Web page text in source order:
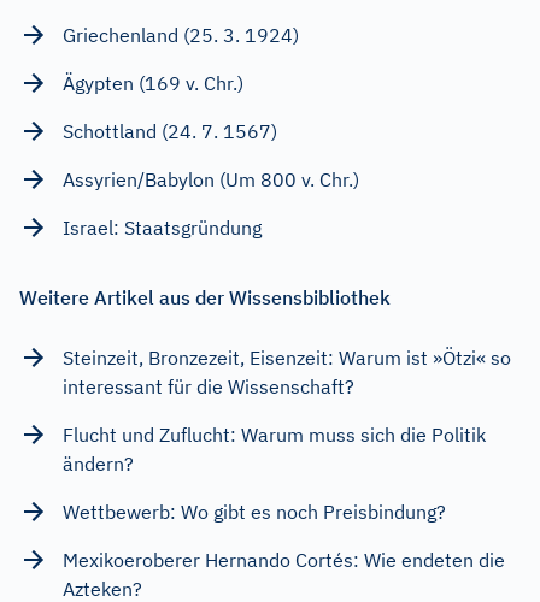
Griechenland (25. 3. 1924)
Ägypten (169 v. Chr.)
Schottland (24. 7. 1567)
Assyrien/Babylon (Um 800 v. Chr.)
Israel: Staatsgründung
Weitere Artikel aus der Wissensbibliothek
Steinzeit, Bronzezeit, Eisenzeit: Warum ist »Ötzi« so
interessant für die Wissenschaft?
Flucht und Zuflucht: Warum muss sich die Politik
ändern?
Wettbewerb: Wo gibt es noch Preisbindung?
Mexikoeroberer Hernando Cortés: Wie endeten die
Azteken?